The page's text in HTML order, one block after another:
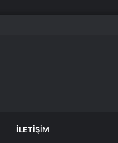
İLETIŞIM